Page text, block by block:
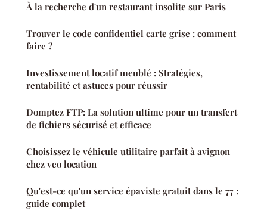
À la recherche d'un restaurant insolite sur Paris
Trouver le code confidentiel carte grise : comment
faire ?
Investissement locatif meublé : Stratégies,
rentabilité et astuces pour réussir
Domptez FTP: La solution ultime pour un transfert
de fichiers sécurisé et efficace
Choisissez le véhicule utilitaire parfait à avignon
chez veo location
Qu'est-ce qu'un service épaviste gratuit dans le 77 :
guide complet